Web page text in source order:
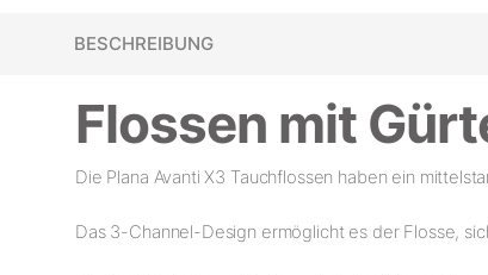
BESCHREIBUNG
Flossen mit
Die Plana Avanti X3 Tauchflossen haben ein
Das 3-Channel-Design ermöglicht es der Flosse,